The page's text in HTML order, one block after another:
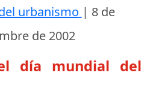
urbanismo | 8 de
de 2002
día mundial del